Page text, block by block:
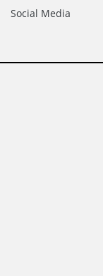
Social Media